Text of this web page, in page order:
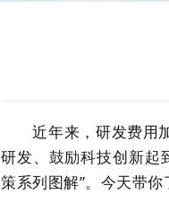
近年来，研发费用加
研发、鼓励科技创新起
策系列图解”。今天带